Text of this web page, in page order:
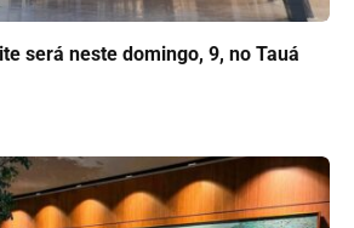
será neste domingo, 9, no Tauá